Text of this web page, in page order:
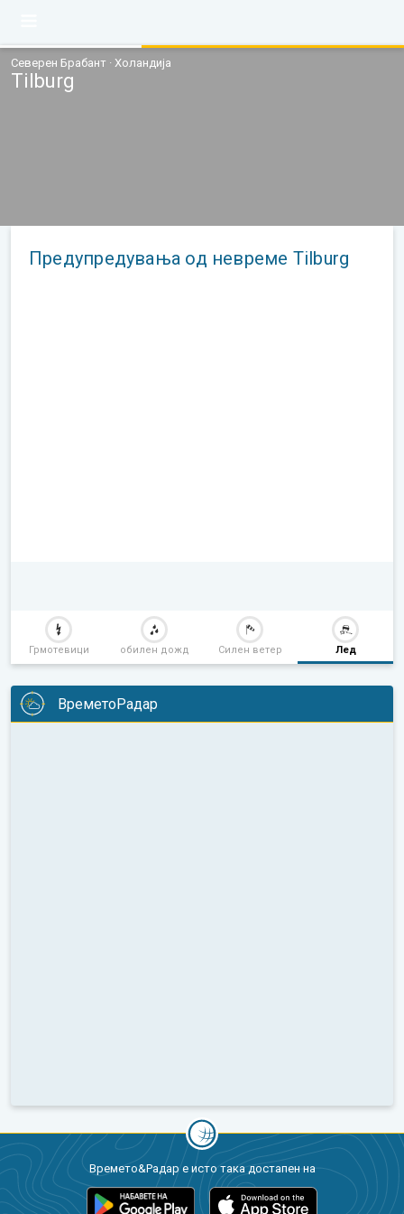
Северен Брабант · Холандија
Tilburg
Предупредувања од невреме Tilburg
Грмотевици обилен дожд Силен ветер Лед
ВреметоРадар
Времето&Радар е исто така достапен на